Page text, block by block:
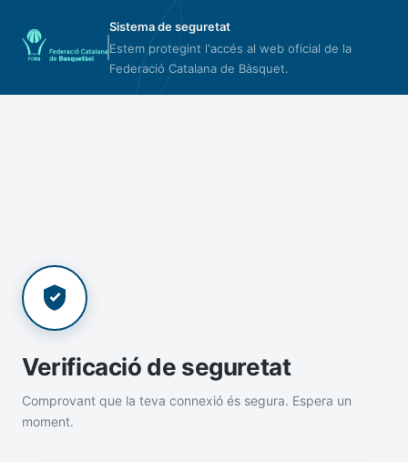
Sistema de seguretat
Estem protegint l'accés al web oficial de la
Federació Catalana de Bàsquet.
Verificació de seguretat
Comprovant que la teva connexió és segura. Espera un
moment.